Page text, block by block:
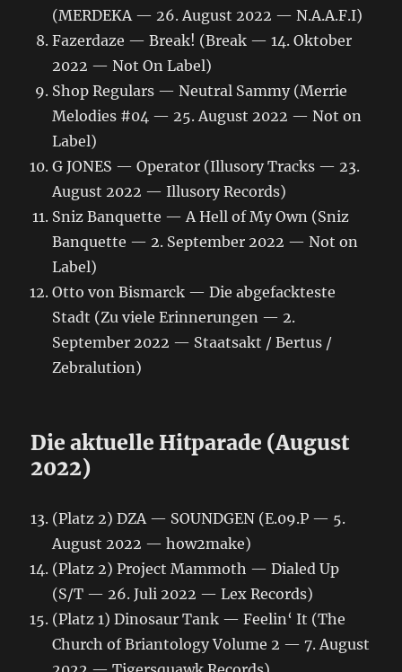
(MERDEKA — 26. August 2022 — N.A.A.F.I)
Fazerdaze — Break! (Break — 14. Oktober
2022 — Not On Label)
Shop Regulars — Neutral Sammy (Merrie
Melodies #04 — 25. August 2022 — Not on
Label)
G JONES — Operator (Illusory Tracks — 23.
August 2022 — Illusory Records)
Sniz Banquette — A Hell of My Own (Sniz
Banquette — 2. September 2022 — Not on
Label)
Otto von Bismarck — Die abgefackteste
Stadt (Zu viele Erinnerungen — 2.
September 2022 — Staatsakt / Bertus /
Zebralution)
Die aktuelle Hitparade (August
2022)
(Platz 2) DZA — SOUNDGEN (E.09.P — 5.
August 2022 — how2make)
(Platz 2) Project Mammoth — Dialed Up
(S/T — 26. Juli 2022 — Lex Records)
(Platz 1) Dinosaur Tank — Feelin‘ It (The
Church of Briantology Volume 2 — 7. August